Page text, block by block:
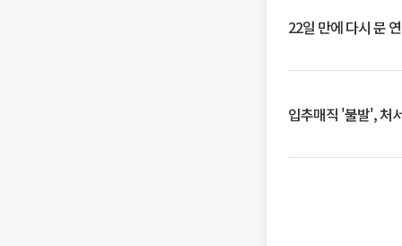
22일 만에 다시 문
입추매직 '불발', 처